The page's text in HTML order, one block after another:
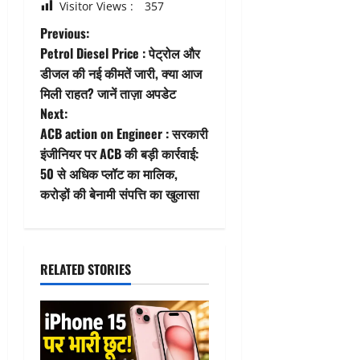
Visitor Views : 357
P
o
s
t
n
a
i
g
a
Previous:
Petrol Diesel Price : पेट्रोल और
डीजल की नई कीमतें जारी, क्या आज
मिली राहत? जानें ताज़ा अपडेट
Next:
ACB action on Engineer : सरकारी
इंजीनियर पर ACB की बड़ी कार्रवाई:
50 से अधिक प्लॉट का मालिक,
करोड़ों की बेनामी संपत्ति का खुलासा
RELATED STORIES